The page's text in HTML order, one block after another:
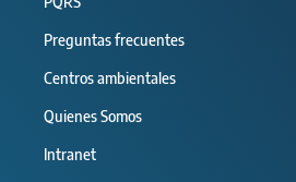
Preguntas frecuentes
Centros ambientales
Quienes Somos
Intranet